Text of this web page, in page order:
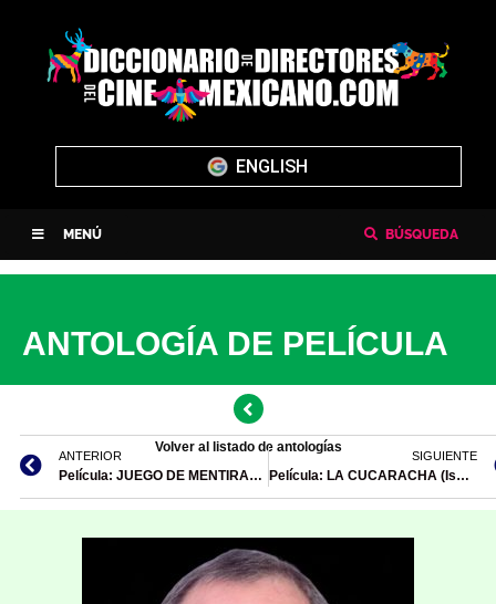
ENGLISH
MENÚ BÚSQUEDA
ANTOLOGÍA DE PELÍCULA
Volver al listado de antologías
ANTERIOR
Película: JUEGO DE MENTIRAS (Archibaldo Burns, 1967)
SIGUIENTE
Película: LA CUCARACHA (Ismael Rodríguez, 1958)